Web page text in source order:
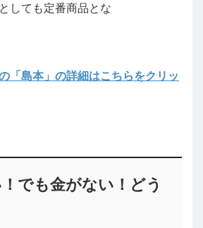
しても定番商品とな
「島本」の詳細はこちらをクリッ
でも金がない！どう